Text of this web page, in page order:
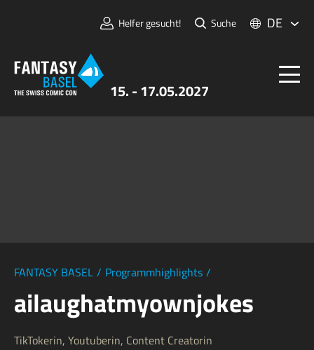
15. - 17.05.2027
Helfer gesucht! Suche DE
FANTASY BASEL / Programmhighlights /
ailaughatmyownjokes
TikTokerin, Youtuberin, Content Creatorin